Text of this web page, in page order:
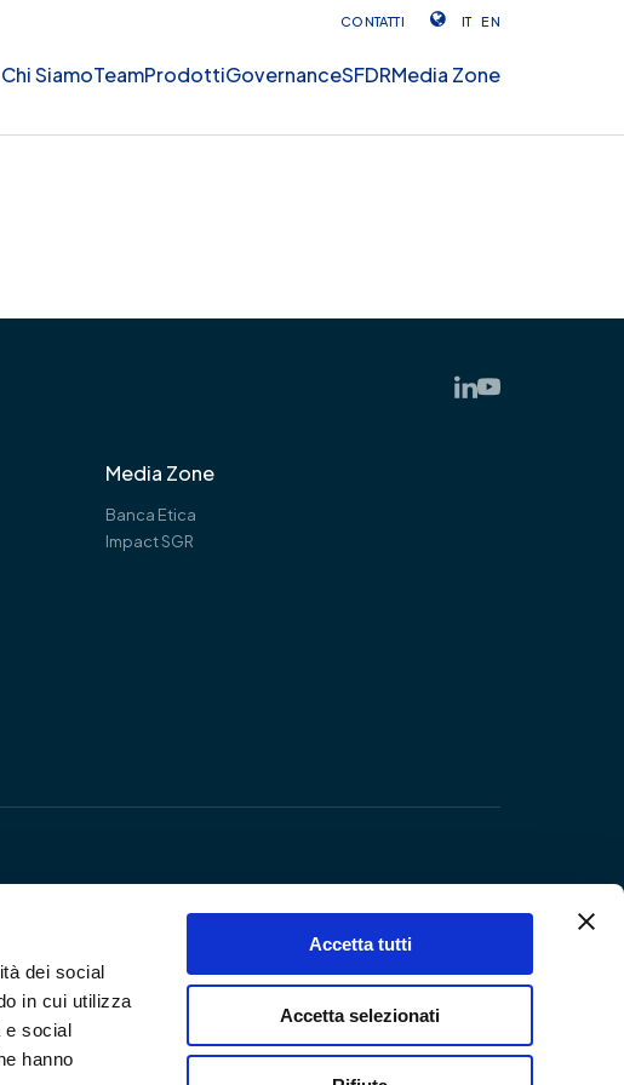
dei social
in cui utilizza
e social
hanno
Accetta tutti
Accetta selezionati
CONTATTI IT EN
Chi SiamoTeamProdottiGovernanceSFDRMedia Zone
Media Zone
Banca Etica
Impact SGR